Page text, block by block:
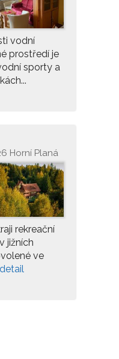
vodní
prostředí je
sporty a
Horní Planá
rekreační
jižních
ve